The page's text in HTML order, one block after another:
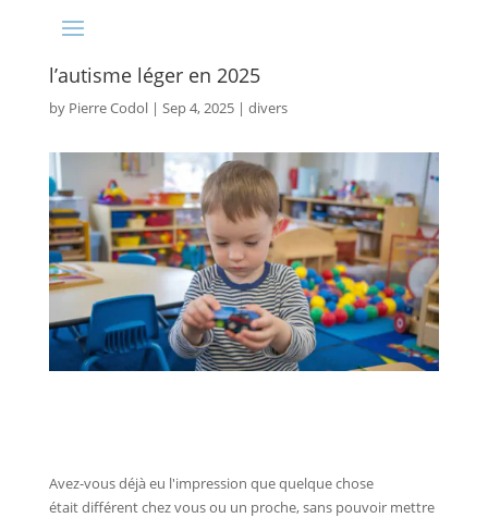
l’autisme léger en 2025
by Pierre Codol| Sep 4, 2025| divers
Avez-vous déjà eu l'impression que quelque chose
était différent chez vous ou un proche, sans pouvoir mettre